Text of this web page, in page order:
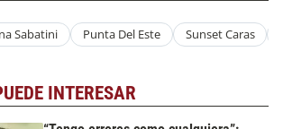
Sabatini Punta Del Este Sunset Caras
INTERESAR